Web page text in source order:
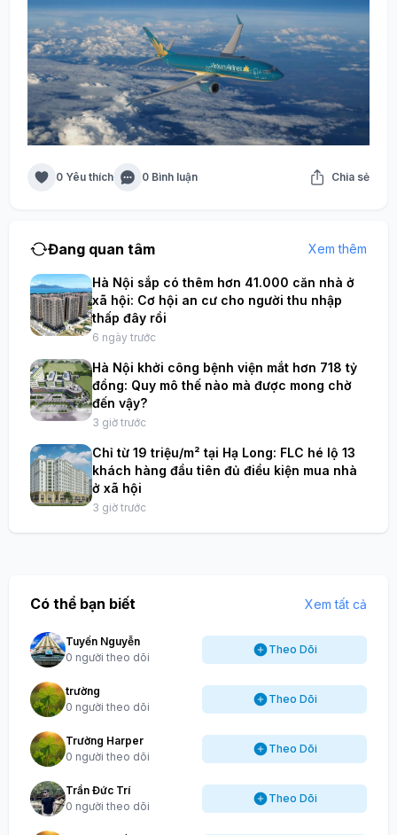
0 Yêu thích 0 Bình luận Chia sẻ
Đang quan tâm Xem thêm
Hà Nội sắp có thêm hơn 41.000 căn nhà ở
xã hội: Cơ hội an cư cho người thu nhập
thấp đây rồi
6 ngày trước
Hà Nội khởi công bệnh viện mắt hơn 718 tỷ
đồng: Quy mô thế nào mà được mong chờ
đến vậy?
3 giờ trước
Chỉ từ 19 triệu/m² tại Hạ Long: FLC hé lộ 13
khách hàng đầu tiên đủ điều kiện mua nhà
ở xã hội
3 giờ trước
Có thể bạn biết Xem tất cả
Tuyến Nguyễn
0 người theo dõi
Theo Dõi
trường
0 người theo dõi
Theo Dõi
Trường Harper
0 người theo dõi
Theo Dõi
Trần Đức Trí
0 người theo dõi
Theo Dõi